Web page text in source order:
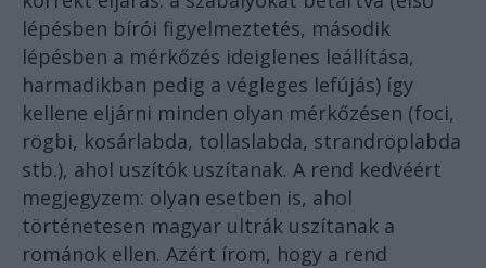
lépésben bírói figyelmeztetés, második
lépésben a mérkőzés ideiglenes leállítása,
harmadikban pedig a végleges lefújás) így
kellene eljárni minden olyan mérkőzésen (foci,
rögbi, kosárlabda, tollaslabda, strandröplabda
stb.), ahol uszítók uszítanak. A rend kedvéért
megjegyzem: olyan esetben is, ahol
történetesen magyar ultrák uszítanak a
románok ellen. Azért írom, hogy a rend